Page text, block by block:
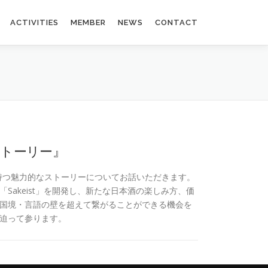
ACTIVITIES MEMBER NEWS CONTACT
ーリー』
魅力的なストーリーについてお話いただきます。
Sakeist」を開発し、新たな日本酒の楽しみ方、価
境・言語の壁を超えて繋がることができる機会を
って参ります。